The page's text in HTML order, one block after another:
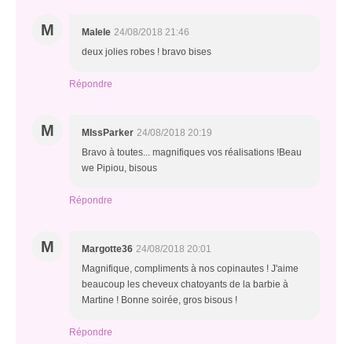
M Malele 24/08/2018 21:46
deux jolies robes ! bravo bises
Répondre
M MIssParker 24/08/2018 20:19
Bravo à toutes... magnifiques vos réalisations !Beau
we Pipiou, bisous
Répondre
M Margotte36 24/08/2018 20:01
Magnifique, compliments à nos copinautes ! J'aime
beaucoup les cheveux chatoyants de la barbie à
Martine ! Bonne soirée, gros bisous !
Répondre